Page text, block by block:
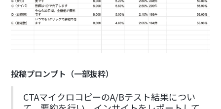
投稿プロンプト（一部抜粋）
CTAマイクロコピーのA/Bテスト結果につい